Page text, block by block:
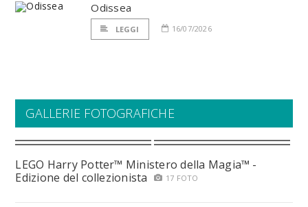
Odissea
LEGGI 16/07/2026
GALLERIE FOTOGRAFICHE
LEGO Harry Potter™ Ministero della Magia™ -
Edizione del collezionista
17 FOTO